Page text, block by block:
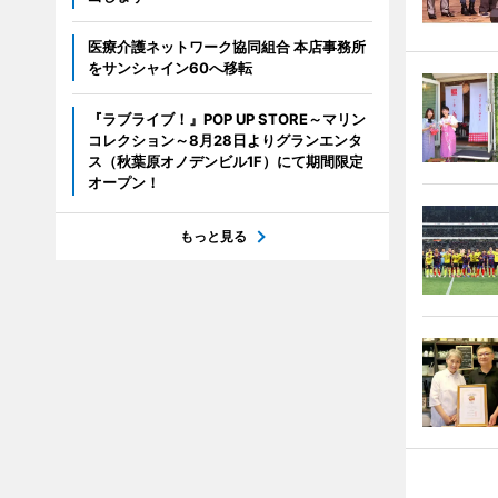
医療介護ネットワーク協同組合 本店事務所
をサンシャイン60へ移転
『ラブライブ！』POP UP STORE～マリン
コレクション～8月28日よりグランエンタ
ス（秋葉原オノデンビル1F）にて期間限定
オープン！
もっと見る